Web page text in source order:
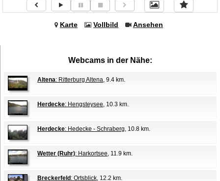
Karte Vollbild Ansehen
Webcams in der Nähe:
Altena: Ritterburg Altena , 9.4 km.
Herdecke: Hengsteysee , 10.3 km.
Herdecke: Hedecke - Schraberg , 10.8 km.
Wetter (Ruhr): Harkortsee , 11.9 km.
Breckerfeld: Ortsblick , 12.2 km.